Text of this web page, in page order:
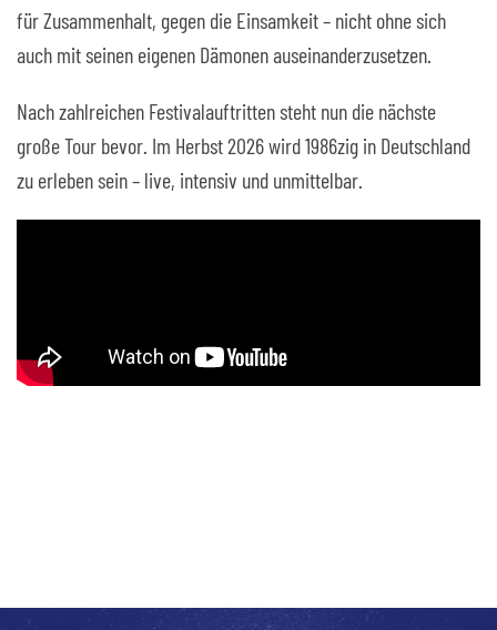
für Zusammenhalt, gegen die Einsamkeit – nicht ohne sich
auch mit seinen eigenen Dämonen auseinanderzusetzen.
Nach zahlreichen Festivalauftritten steht nun die nächste
große Tour bevor. Im Herbst 2026 wird 1986zig in Deutschland
zu erleben sein – live, intensiv und unmittelbar.